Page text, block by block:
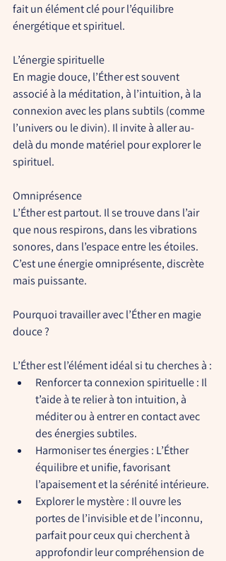
fait un élément clé pour l’équilibre
énergétique et spirituel.
L’énergie spirituelle
En magie douce, l’Éther est souvent
associé à la méditation, à l’intuition, à la
connexion avec les plans subtils (comme
l’univers ou le divin). Il invite à aller au-
delà du monde matériel pour explorer le
spirituel.
Omniprésence
L’Éther est partout. Il se trouve dans l’air
que nous respirons, dans les vibrations
sonores, dans l’espace entre les étoiles.
C’est une énergie omniprésente, discrète
mais puissante.
Pourquoi travailler avec l’Éther en magie
douce ?
L’Éther est l’élément idéal si tu cherches à :
Renforcer ta connexion spirituelle : Il
t’aide à te relier à ton intuition, à
méditer ou à entrer en contact avec
des énergies subtiles.
Harmoniser tes énergies : L’Éther
équilibre et unifie, favorisant
l’apaisement et la sérénité intérieure.
Explorer le mystère : Il ouvre les
portes de l’invisible et de l’inconnu,
parfait pour ceux qui cherchent à
approfondir leur compréhension de